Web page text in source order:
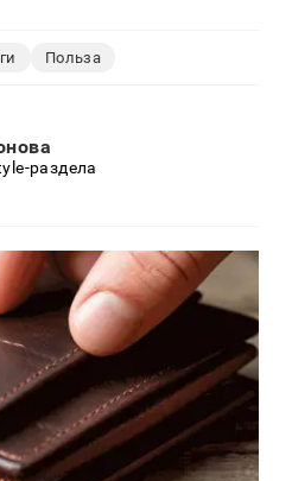
Польза
раздела